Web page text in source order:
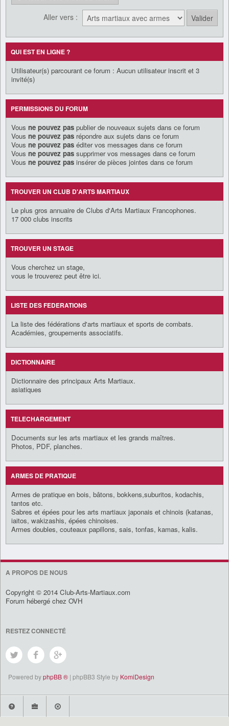
Aller vers :
QUI EST EN LIGNE ?
Utilisateur(s) parcourant ce forum : Aucun utilisateur inscrit et 3
invité(s)
PERMISSIONS DU FORUM
Vous ne pouvez pas publier de nouveaux sujets dans ce forum
Vous ne pouvez pas répondre aux sujets dans ce forum
Vous ne pouvez pas éditer vos messages dans ce forum
Vous ne pouvez pas supprimer vos messages dans ce forum
Vous ne pouvez pas insérer de pièces jointes dans ce forum
TROUVER UN CLUB D'ARTS MARTIAUX
Le plus gros annuaire de Clubs d'Arts Martiaux Francophones.
17 000 clubs inscrits
TROUVER UN STAGE
Vous cherchez un stage,
vous le trouverez peut être ici.
LISTE DES FEDERATIONS
La liste des fédérations d'arts martiaux et sports de combats.
Académies, groupements associatifs.
DICTIONNAIRE
Dictionnaire des principaux Arts Martiaux.
asiatiques
TELECHARGEMENT
Documents sur les arts martiaux et les grands maîtres.
Photos, PDF, planches.
ARMES DE PRATIQUE
Armes de pratique en bois, bâtons, bokkens,suburitos, kodachis,
tantos etc.
Sabres et épées pour les arts martiaux japonais et chinois (katanas,
iaitos, wakizashis, épées chinoises.
Armes doubles, couteaux papillons, sais, tonfas, kamas, kalis.
A PROPOS DE NOUS
Copyright © 2014 Club-Arts-Martiaux.com
Forum hébergé chez OVH
RESTEZ CONNECTÉ
Powered byphpBB ® | phpBB3 Style by KomiDesign